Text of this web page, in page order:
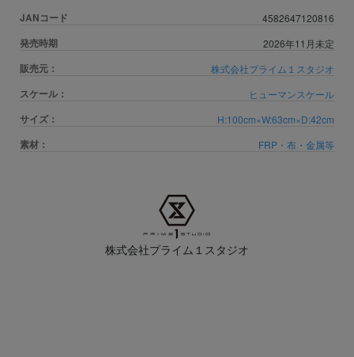
JANコード 4582647120816
発売時期 2026年11月未定
販売元： 株式会社プライム１スタジオ
スケール： ヒューマンスケール
サイズ： H:100cm×W:63cm×D:42cm
素材： FRP・布・金属等
株式会社プライム１スタジオ